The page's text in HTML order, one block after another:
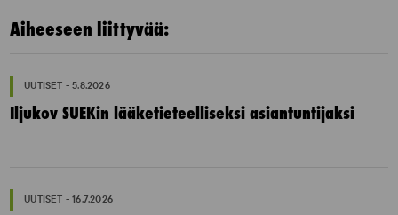
Aiheeseen liittyvää:
UUTISET - 5.8.2026
Iljukov SUEKin lääketieteelliseksi asiantuntijaksi
UUTISET - 16.7.2026